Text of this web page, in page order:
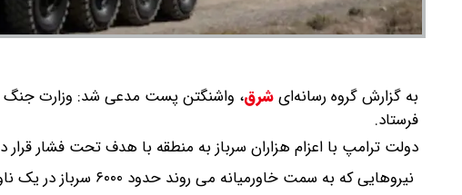
به گزارش گروه رسانه‌ایشرق، واشنگتن پست مدعی شد: وزارت جنگ
فرستاد.
دولت ترامپ با اعزام هزاران سرباز به منطقه با هدف تحت فشار قرار
نیروهایی که به سمت خاورمیانه می روند حدود ۶۰۰۰ سرباز در یک ناو هواپیمابر و کشتی های اسکورت تخمین زده می شوند.